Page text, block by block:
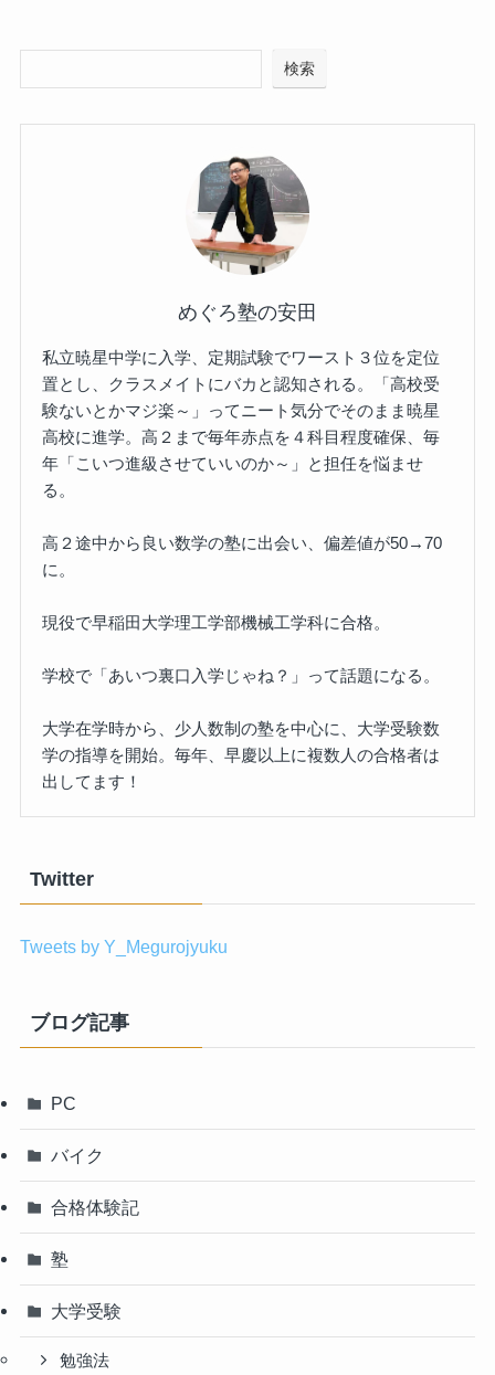
検索
めぐろ塾の安田
私立暁星中学に入学、定期試験でワースト３位を定位
置とし、クラスメイトにバカと認知される。「高校受
験ないとかマジ楽～」ってニート気分でそのまま暁星
高校に進学。高２まで毎年赤点を４科目程度確保、毎
年「こいつ進級させていいのか～」と担任を悩ませ
る。
高２途中から良い数学の塾に出会い、偏差値が50→70
に。
現役で早稲田大学理工学部機械工学科に合格。
学校で「あいつ裏口入学じゃね？」って話題になる。
大学在学時から、少人数制の塾を中心に、大学受験数
学の指導を開始。毎年、早慶以上に複数人の合格者は
出してます！
Twitter
Tweets by Y_Megurojyuku
ブログ記事
PC
バイク
合格体験記
塾
大学受験
勉強法